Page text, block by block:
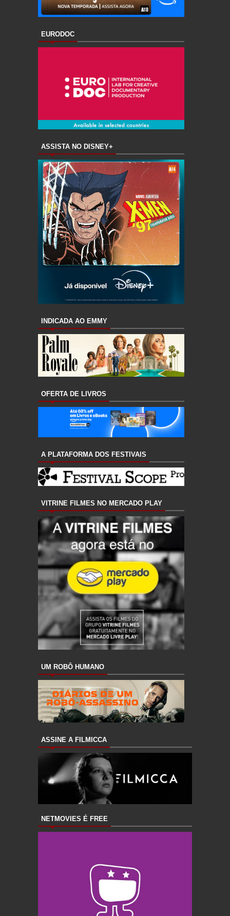
EURODOC
ASSISTA NO DISNEY+
INDICADA AO EMMY
OFERTA DE LIVROS
A PLATAFORMA DOS FESTIVAIS
VITRINE FILMES NO MERCADO PLAY
UM ROBÔ HUMANO
ASSINE A FILMICCA
NETMOVIES É FREE